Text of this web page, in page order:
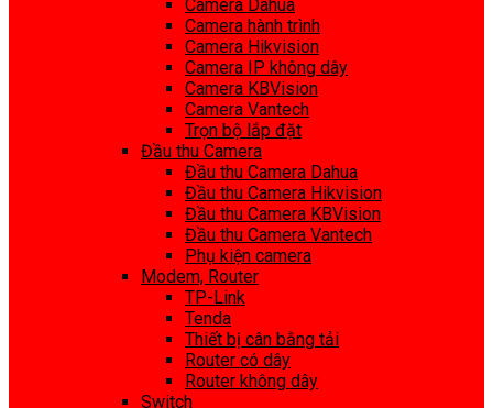
Camera Dahua
Camera hành trình
Camera Hikvision
Camera IP không dây
Camera KBVision
Camera Vantech
Trọn bộ lắp đặt
Đầu thu Camera
Đầu thu Camera Dahua
Đầu thu Camera Hikvision
Đầu thu Camera KBVision
Đầu thu Camera Vantech
Phụ kiện camera
Modem, Router
TP-Link
Tenda
Thiết bị cân bằng tải
Router có dây
Router không dây
Switch